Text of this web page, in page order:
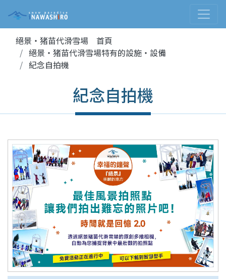
絕景・猪苗代滑雪場 首頁
絕景・猪苗代滑雪場特有的設施・設備
紀念自拍機
紀念自拍機